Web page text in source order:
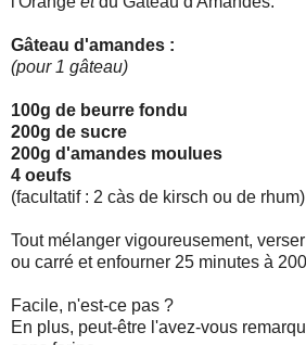
Gâteau d'amandes :
(pour 1 gâteau)
100g de beurre fondu
200g de sucre
200g d'amandes moulues
4 oeufs
(facultatif : 2 càs de kirsch ou de rhum)
Tout mélanger vigoureusement,
ou carré et enfourner 25 minutes à
Facile, n'est-ce pas ?
En plus, peut-être l'avez-vous